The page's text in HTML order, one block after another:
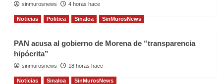
sinmurosnews 4 horas hace
Noticias Politica Sinaloa SinMurosNews
PAN acusa al gobierno de Morena de “transparencia
hipócrita”
sinmurosnews 18 horas hace
Noticias Sinaloa SinMurosNews